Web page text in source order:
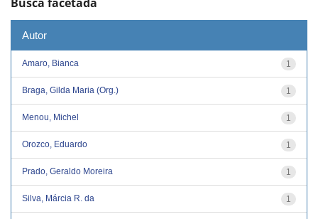
Autor
1
Amaro, Bianca
1
Braga, Gilda Maria (Org.)
1
Menou, Michel
1
Orozco, Eduardo
1
Prado, Geraldo Moreira
1
Silva, Márcia R. da